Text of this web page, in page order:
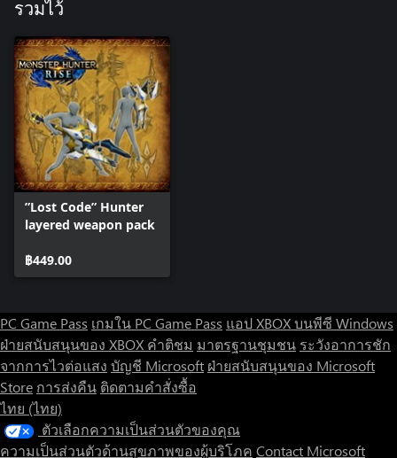
รวมไว้
”Lost Code” Hunter
layered weapon pack
฿449.00
PC Game Pass เกมใน PC Game Pass แอป XBOX บนพีซี Windows
ฝ่ายสนับสนุนของ XBOX คำติชม มาตรฐานชุมชน ระวังอาการชัก
จากการไวต่อแสง บัญชี Microsoft ฝ่ายสนับสนุนของ Microsoft
Store การส่งคืน ติดตามคำสั่งซื้อ
ไทย (ไทย)
ตัวเลือกความเป็นส่วนตัวของคุณ
ความเป็นส่วนตัวด้านสุขภาพของผู้บริโภค Contact Microsoft